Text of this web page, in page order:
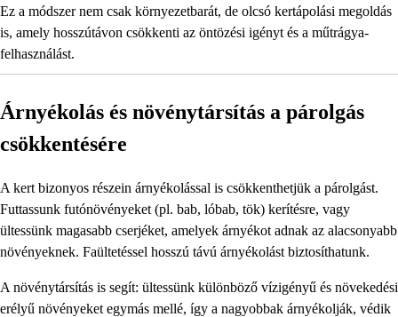
Ez a módszer nem csak környezetbarát, de olcsó kertápolási megoldás
is, amely hosszútávon csökkenti az öntözési igényt és a műtrágya-
felhasználást.
Árnyékolás és növénytársítás a párolgás
csökkentésére
A kert bizonyos részein árnyékolással is csökkenthetjük a párolgást.
Futtassunk futónövényeket (pl. bab, lóbab, tök) kerítésre, vagy
ültessünk magasabb cserjéket, amelyek árnyékot adnak az alacsonyabb
növényeknek. Faültetéssel hosszú távú árnyékolást biztosíthatunk.
A növénytársítás is segít: ültessünk különböző vízigényű és növekedési
erélyű növényeket egymás mellé, így a nagyobbak árnyékolják, védik